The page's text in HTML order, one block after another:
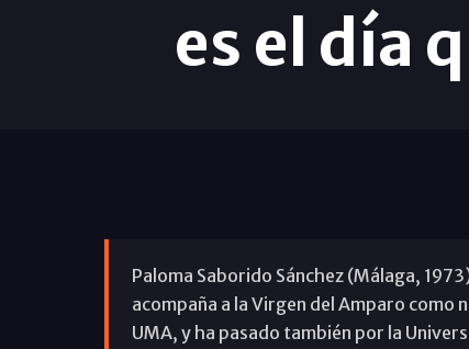
es el día
Paloma Saborido Sánchez (Málaga,
acompaña a la Virgen del Amparo como
UMA, y ha pasado también por la